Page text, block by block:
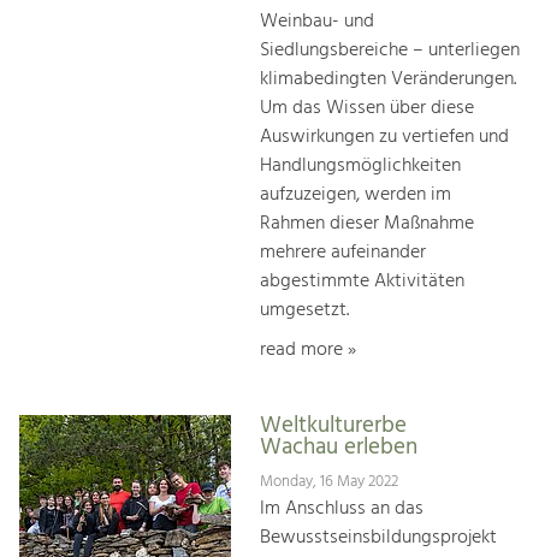
Weinbau- und
Siedlungsbereiche – unterliegen
klimabedingten Veränderungen.
Um das Wissen über diese
Auswirkungen zu vertiefen und
Handlungsmöglichkeiten
aufzuzeigen, werden im
Rahmen dieser Maßnahme
mehrere aufeinander
abgestimmte Aktivitäten
umgesetzt.
read more »
Weltkulturerbe
Wachau erleben
Monday, 16 May 2022
Im Anschluss an das
Bewusstseinsbildungsprojekt